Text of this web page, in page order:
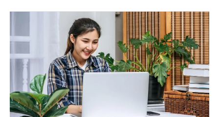
要
的
要
網
是
什
麼？
和
靜
態